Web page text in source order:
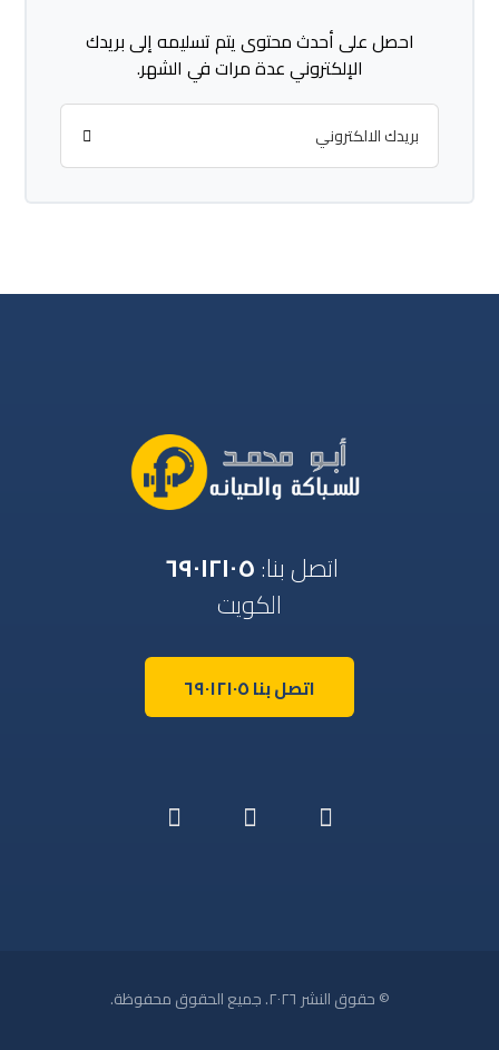
احصل على أحدث محتوى يتم تسليمه إلى بريدك
الإلكتروني عدة مرات في الشهر.
اتصل بنا:٦٩٠١٢١٠٥
الكويت
اتصل بنا ٦٩٠١٢١٠٥
© حقوق النشر ٢٠٢٦. جميع الحقوق محفوظة.